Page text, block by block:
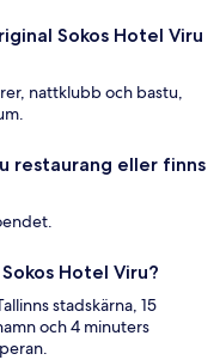
Sokos Hotel Viru
nattklubb och bastu,
restaurang eller finns
Hotel Viru?
stadskärna, 15
och 4 minuters